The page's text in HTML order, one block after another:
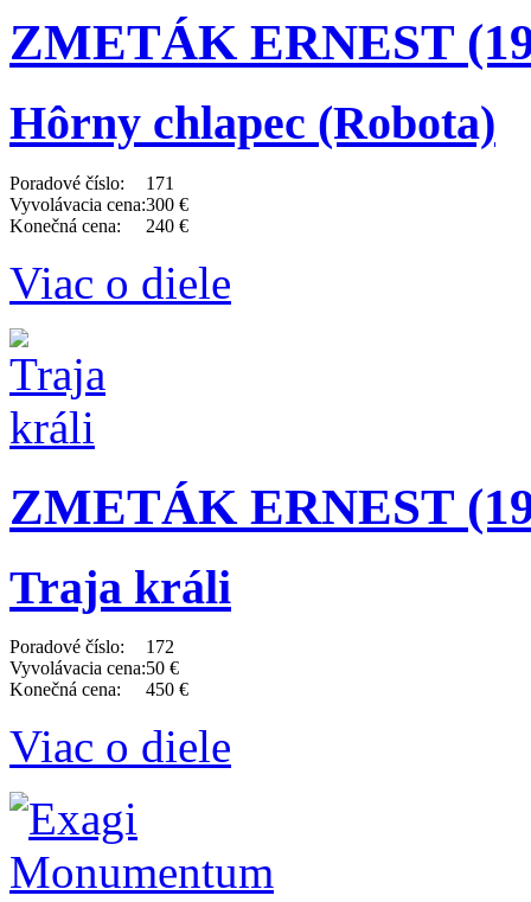
ZMETÁK ERNEST
Hôrny chlapec (Robota)
Poradové číslo:
171
Vyvolávacia cena:300 €
Konečná cena:
240 €
Viac o diele
ZMETÁK ERNEST
Traja králi
Poradové číslo:
172
Vyvolávacia cena:50 €
Konečná cena:
450 €
Viac o diele